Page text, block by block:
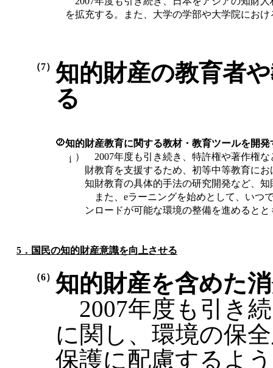
を拡充する。また、大学の学部や大学院にお
（7） 知的財産の教育者
る
知的財産教育に関する教材・教育ツールを開発
）
2007年度も引き続き、特許権や著作権
財教育を支援するため、初等中等教育に
知財教育の具体的手法の研究開発など、
また、eラーニングを始めとして、いつ
ンロードが可能な環境の整備を進めると
5． 国民の知的財産意識を向上させる
（6） 知的財産を含めた
2007年度も引き
に関し、環境の保
保護に配慮するよ